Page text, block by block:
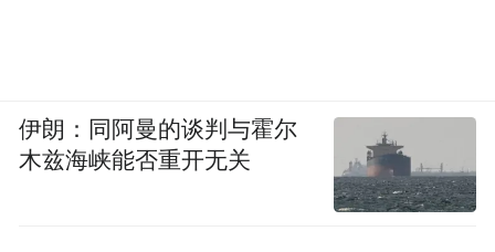
伊朗：同阿曼的谈判与霍尔
木兹海峡能否重开无关